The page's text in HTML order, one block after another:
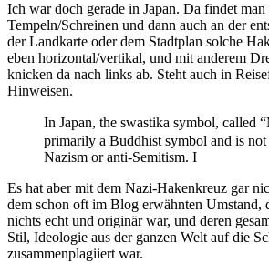
Ich war doch gerade in Japan. Da findet man
Tempeln/Schreinen und dann auch an der
der Landkarte oder dem Stadtplan solche
eben horizontal/vertikal, und mit anderem
knicken da nach links ab. Steht auch in
Hinweisen.
In Japan, the swastika symbol, called
primarily a Buddhist symbol and is not
Nazism or anti-Semitism. I
Es hat aber mit dem Nazi-Hakenkreuz gar
dem schon oft im Blog erwähnten Umstand,
nichts echt und originär war, und deren
Stil, Ideologie aus der ganzen Welt auf die
zusammenplagiiert war.